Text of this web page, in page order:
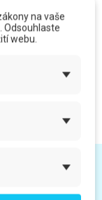
zdarma
3 500 Kč
na vaše
Odsouhlaste
webu.